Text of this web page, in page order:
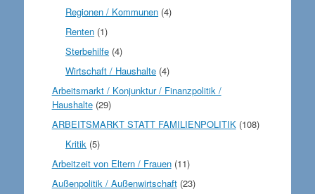
Regionen / Kommunen (4)
Renten (1)
Sterbehilfe (4)
Wirtschaft / Haushalte (4)
Arbeitsmarkt / Konjunktur / Finanzpolitik /
Haushalte(29)
ARBEITSMARKT STATT FAMILIENPOLITIK(108)
Kritik (5)
Arbeitzeit von Eltern / Frauen(11)
Außenpolitik / Außenwirtschaft(23)